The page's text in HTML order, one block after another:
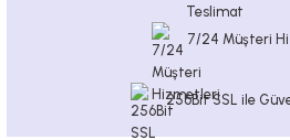
7/24 Müşteri
256Bit SSL ile